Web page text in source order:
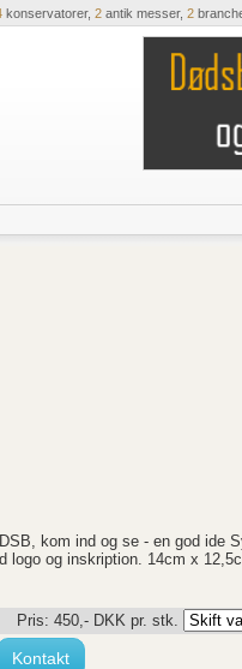
konservatorer, 2 antik messer, 2
kom ind og se - en god ide
logo og inskription. 14cm x
Pris: 450,- DKKpr. stk.
Kontakt